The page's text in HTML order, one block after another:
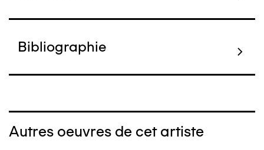
Bibliographie
Autres oeuvres de cet artiste